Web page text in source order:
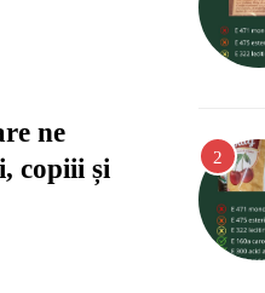
ne
copiii și